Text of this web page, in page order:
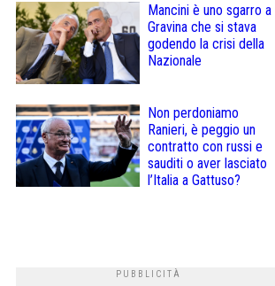
Mancini è uno sgarro a
Gravina che si stava
godendo la crisi della
Nazionale
Non perdoniamo
Ranieri, è peggio un
contratto con russi e
sauditi o aver lasciato
l’Italia a Gattuso?